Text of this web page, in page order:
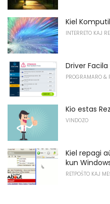
Kiel
INTERRETO KAJ
Driver Facila
PROGRAMARO &
Kio estas
VINDOZO
Kiel repagi
kun
RETPOŜTO KAJ